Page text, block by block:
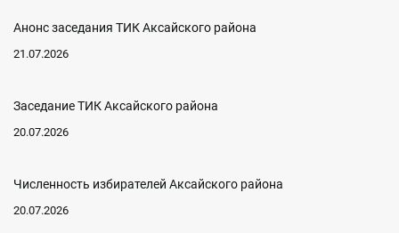
Анонс заседания ТИК Аксайского района
21.07.2026
Заседание ТИК Аксайского района
20.07.2026
Численность избирателей Аксайского района
20.07.2026